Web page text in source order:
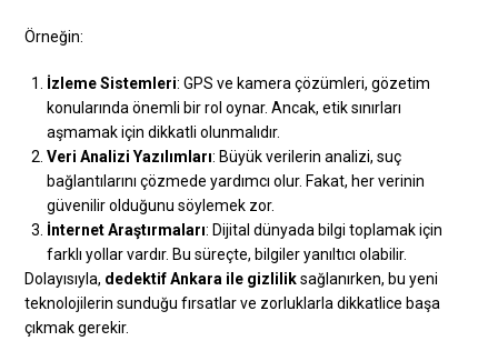
Örneğin:
İzleme Sistemleri: GPS ve kamera çözümleri, gözetim
konularında önemli bir rol oynar. Ancak, etik sınırları
aşmamak için dikkatli olunmalıdır.
Veri Analizi Yazılımları: Büyük verilerin analizi, suç
bağlantılarını çözmede yardımcı olur. Fakat, her verinin
güvenilir olduğunu söylemek zor.
İnternet Araştırmaları: Dijital dünyada bilgi toplamak için
farklı yollar vardır. Bu süreçte, bilgiler yanıltıcı olabilir.
Dolayısıyla, dedektif Ankara ile gizliliksağlanırken, bu yeni
teknolojilerin sunduğu fırsatlar ve zorluklarla dikkatlice başa
çıkmak gerekir.